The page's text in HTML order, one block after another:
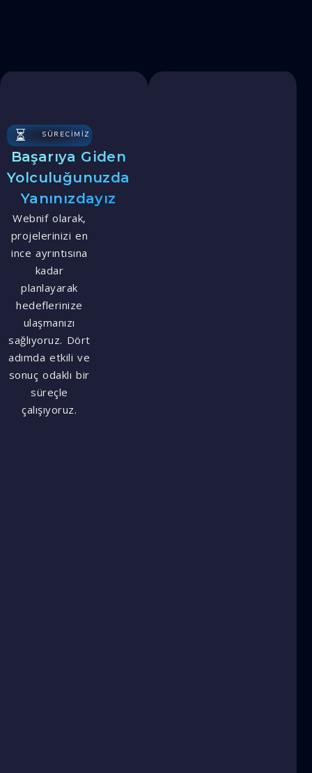
⏳ SÜRECİMİZ
Başarıya Giden
Yolculuğunuzda
Yanınızdayız
Webnif olarak,
projelerinizi en
ince ayrıntısına
kadar
planlayarak
hedeflerinize
ulaşmanızı
sağlıyoruz. Dört
adımda etkili ve
sonuç odaklı bir
süreçle
çalışıyoruz.